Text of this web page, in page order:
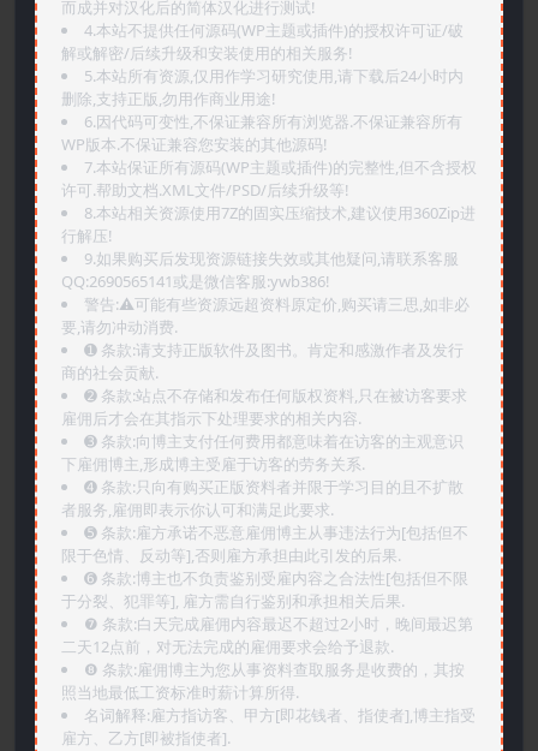
而成并对汉化后的简体汉化进行测试!
4.本站不提供任何源码(WP主题或插件)的授权许可证/破
解或解密/后续升级和安装使用的相关服务!
5.本站所有资源,仅用作学习研究使用,请下载后24小时内
删除,支持正版,勿用作商业用途!
6.因代码可变性,不保证兼容所有浏览器.不保证兼容所有
WP版本.不保证兼容您安装的其他源码!
7.本站保证所有源码(WP主题或插件)的完整性,但不含授权
许可.帮助文档.XML文件/PSD/后续升级等!
8.本站相关资源使用7Z的固实压缩技术,建议使用360Zip进
行解压!
9.如果购买后发现资源链接失效或其他疑问,请联系客服
QQ:2690565141或是微信客服:ywb386!
警告:⚠️可能有些资源远超资料原定价,购买请三思,如非必
要,请勿冲动消费.
➊️ 条款:请支持正版软件及图书。肯定和感激作者及发行
商的社会贡献.
➋️ 条款:站点不存储和发布任何版权资料,只在被访客要求
雇佣后才会在其指示下处理要求的相关内容.
➌️ 条款:向博主支付任何费用都意味着在访客的主观意识
下雇佣博主,形成博主受雇于访客的劳务关系.
➍️ 条款:只向有购买正版资料者并限于学习目的且不扩散
者服务,雇佣即表示你认可和满足此要求.
➎ 条款:雇方承诺不恶意雇佣博主从事违法行为[包括但不
限于色情、反动等],否则雇方承担由此引发的后果.
➏️ 条款:博主也不负责鉴别受雇内容之合法性[包括但不限
于分裂、犯罪等], 雇方需自行鉴别和承担相关后果.
❼ 条款:白天完成雇佣内容最迟不超过2小时，晚间最迟第
二天12点前，对无法完成的雇佣要求会给予退款.
❽ 条款:雇佣博主为您从事资料查取服务是收费的，其按
照当地最低工资标准时薪计算所得.
名词解释:雇方指访客、甲方[即花钱者、指使者],博主指受
雇方、乙方[即被指使者].